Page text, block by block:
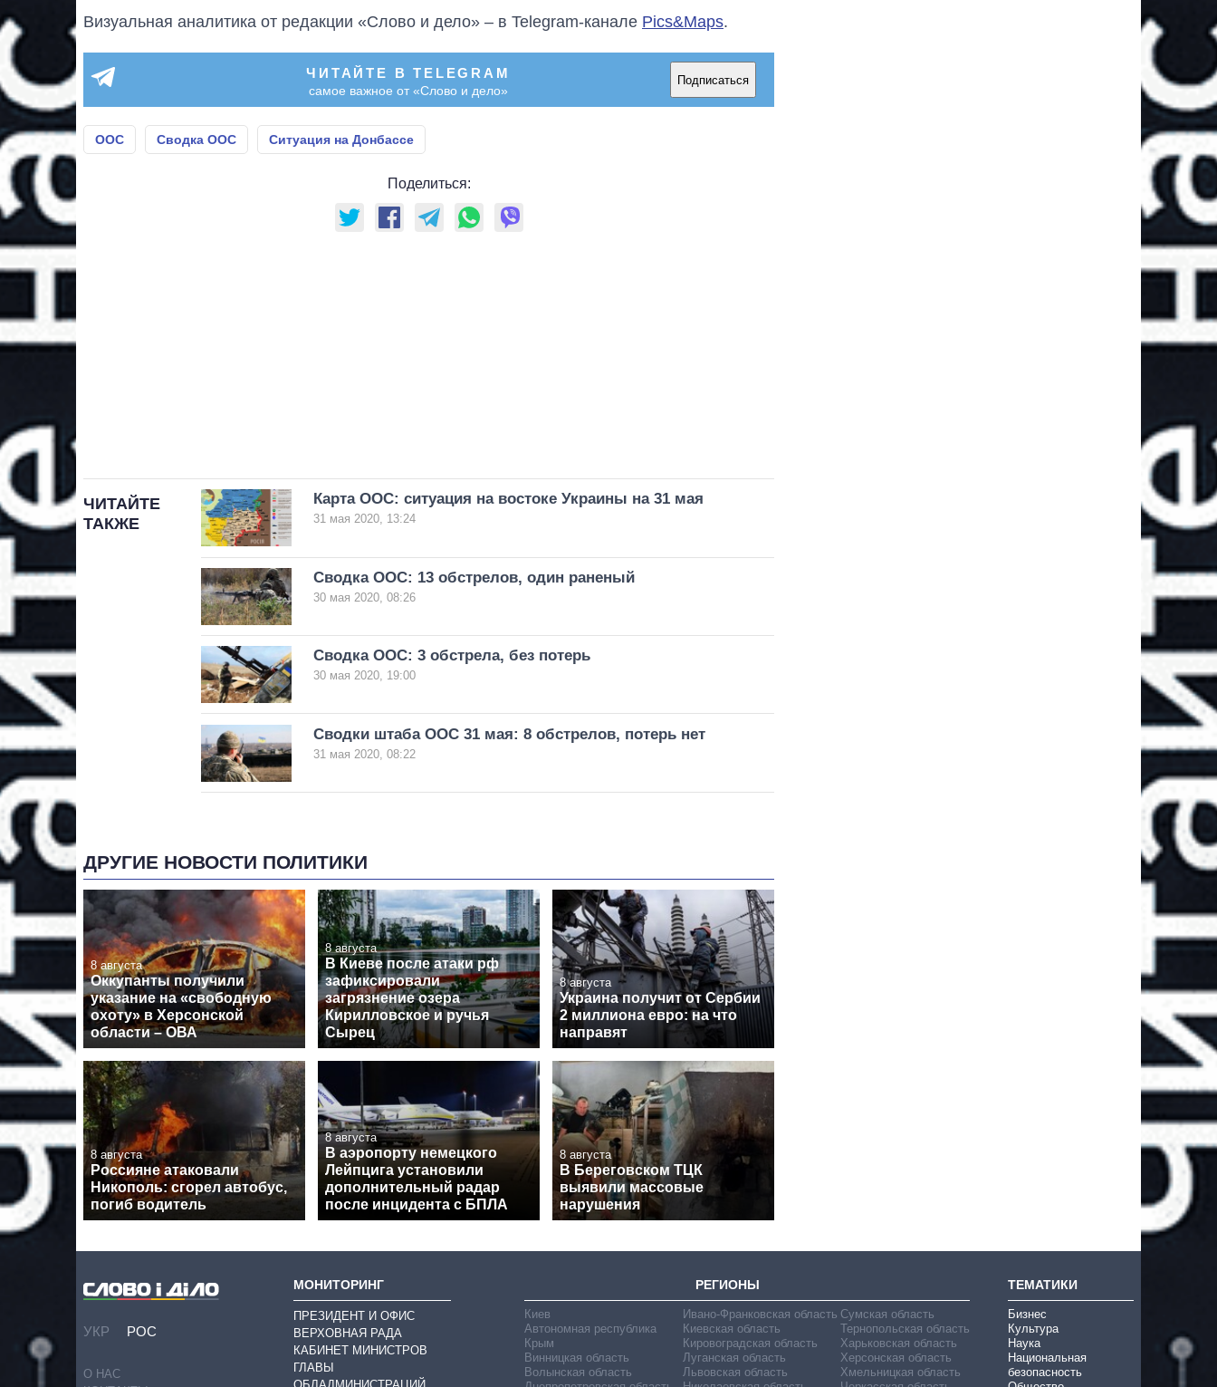
Визуальная аналитика от редакции «Слово и дело» – в Telegram-канале Pics&Maps.
ЧИТАЙТЕ В TELEGRAM
самое важное от «Слово и дело»
Подписаться
ООС Сводка ООС Ситуация на Донбассе
Поделиться:
ЧИТАЙТЕ
ТАКЖЕ
Карта ООС: ситуация на востоке Украины на 31 мая
31 мая 2020, 13:24
Сводка ООС: 13 обстрелов, один раненый
30 мая 2020, 08:26
Сводка ООС: 3 обстрела, без потерь
30 мая 2020, 19:00
Сводки штаба ООС 31 мая: 8 обстрелов, потерь нет
31 мая 2020, 08:22
ДРУГИЕ НОВОСТИ ПОЛИТИКИ
8 августа
Оккупанты получили
указание на «свободную
охоту» в Херсонской
области – ОВА
8 августа
В Киеве после атаки рф
зафиксировали
загрязнение озера
Кирилловское и ручья
Сырец
8 августа
Украина получит от Сербии
2 миллиона евро: на что
направят
8 августа
Россияне атаковали
Никополь: сгорел автобус,
погиб водитель
8 августа
В аэропорту немецкого
Лейпцига установили
дополнительный радар
после инцидента с БПЛА
8 августа
В Береговском ТЦК
выявили массовые
нарушения
УКР РОС
О НАС
МОНИТОРИНГ
ПРЕЗИДЕНТ И ОФИС
ВЕРХОВНАЯ РАДА
КАБИНЕТ МИНИСТРОВ
ГЛАВЫ
РЕГИОНЫ
Киев
Автономная республика
Крым
Винницкая область
Волынская область
Ивано-Франковская область
Киевская область
Кировоградская область
Луганская область
Львовская область
Сумская область
Тернопольская область
Харьковская область
Херсонская область
Хмельницкая область
ТЕМАТИКИ
Бизнес
Культура
Наука
Национальная
безопасность